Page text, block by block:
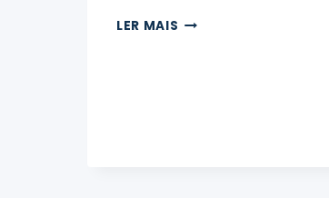
LER MAIS TRANSPORTE